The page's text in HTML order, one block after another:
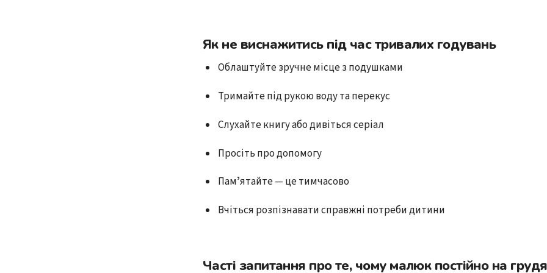
Як не виснажитись під час тривалих годувань
Облаштуйте зручне місце з подушками
Тримайте під рукою воду та перекус
Слухайте книгу або дивіться серіал
Просіть про допомогу
Памʼятайте — це тимчасово
Вчіться розпізнавати справжні потреби дитини
Часті запитання про те, чому малюк постійно на